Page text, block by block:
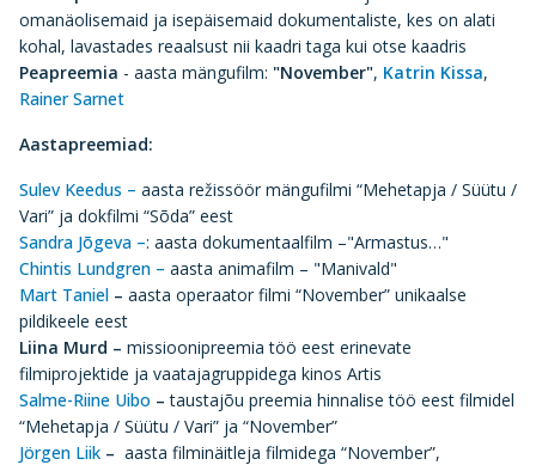
omanäolisemaid ja isepäisemaid dokumentaliste, kes on alati
kohal, lavastades reaalsust nii kaadri taga kui otse kaadris
Peapreemia - aasta mängufilm: "November", Katrin Kissa,
Rainer Sarnet
Aastapreemiad:
Sulev Keedus – aasta režissöör mängufilmi “Mehetapja / Süütu /
Vari” ja dokfilmi “Sõda” eest
Sandra Jõgeva –: aasta dokumentaalfilm –"Armastus…"
Chintis Lundgren – aasta animafilm – "Manivald"
Mart Taniel – aasta operaator filmi “November” unikaalse
pildikeele eest
Liina Murd – missioonipreemia töö eest erinevate
filmiprojektide ja vaatajagruppidega kinos Artis
Salme-Riine Uibo – taustajõu preemia hinnalise töö eest filmidel
“Mehetapja / Süütu / Vari” ja “November”
Jörgen Liik – aasta filminäitleja filmidega “November”,